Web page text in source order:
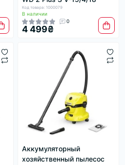
Код товара: 1000079
В наличии
0
4 499₴
Аккумуляторный
хозяйственный пылесос